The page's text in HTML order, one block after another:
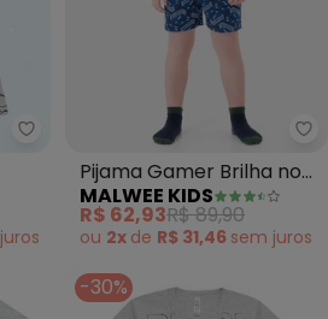
Fakini Kids - Conjunto Pijama
juros
Pijama Gamer Brilha no
Escuro (Azul)
MALWEE KIDS
R$ 62,93R$ 89,90
ou 2x de R$ 31,46 sem juros
-30%